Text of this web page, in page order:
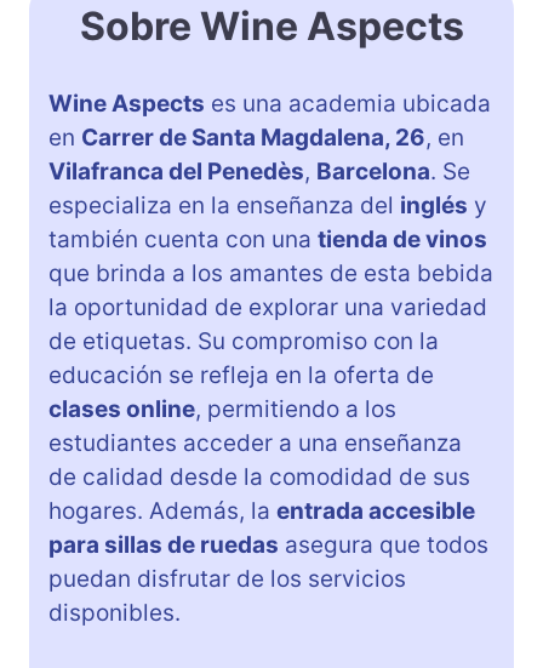
Sobre Wine Aspects
Wine Aspects es una academia ubicada
en Carrer de Santa Magdalena, 26, en
Vilafranca del Penedès, Barcelona. Se
especializa en la enseñanza del inglés y
también cuenta con una tienda de vinos
que brinda a los amantes de esta bebida
la oportunidad de explorar una variedad
de etiquetas. Su compromiso con la
educación se refleja en la oferta de
clases online, permitiendo a los
estudiantes acceder a una enseñanza
de calidad desde la comodidad de sus
hogares. Además, la entrada accesible
para sillas de ruedas asegura que todos
puedan disfrutar de los servicios
disponibles.